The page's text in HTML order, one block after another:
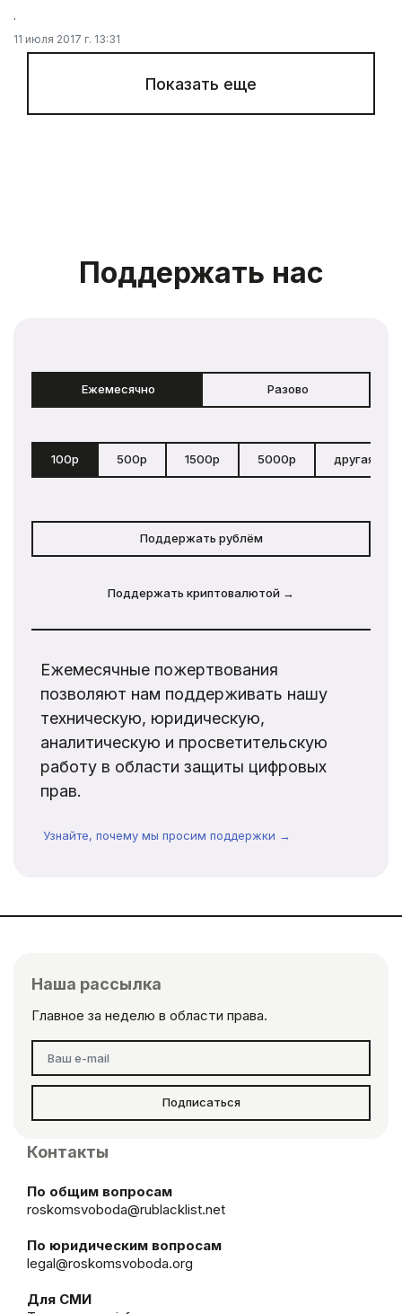
.
11 июля 2017 г. 13:31
Показать еще
Поддержать нас
Ежемесячно Разово
100р 500р 1500р 5000р другая
Поддержать рублём
Поддержать криптовалютой →
Ежемесячные пожертвования
позволяют нам поддерживать нашу
техническую, юридическую,
аналитическую и просветительскую
работу в области защиты цифровых
прав.
Узнайте, почему мы просим поддержки →
Наша рассылка
Главное за неделю в области права.
Подписаться
Контакты
По общим вопросам
roskomsvoboda@rublacklist.net
По юридическим вопросам
legal@roskomsvoboda.org
Для СМИ